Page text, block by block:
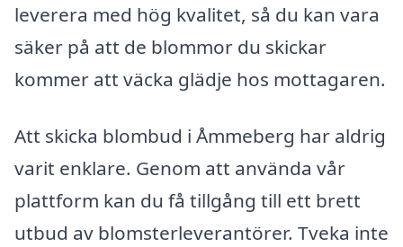
leverera med hög kvalitet, så du kan vara
säker på att de blommor du skickar
kommer att väcka glädje hos mottagaren.
Att skicka blombud i Åmmeberg har aldrig
varit enklare. Genom att använda vår
plattform kan du få tillgång till ett brett
utbud av blomsterleverantörer. Tveka inte